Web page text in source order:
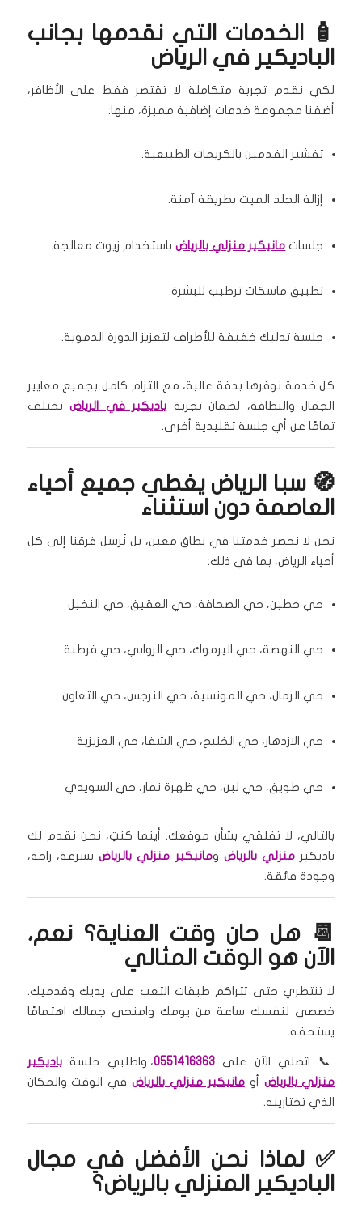
🧴 الخدمات التي نقدمها بجانب
الباديكير في الرياض
لكي نقدم تجربة متكاملة لا تقتصر فقط على الأظافر،
أضفنا مجموعة خدمات إضافية مميزة، منها:
تقشير القدمين بالكريمات الطبيعية.
إزالة الجلد الميت بطريقة آمنة.
جلسات مانيكير منزلي بالرياضباستخدام زيوت معالجة.
تطبيق ماسكات ترطيب للبشرة.
جلسة تدليك خفيفة للأطراف لتعزيز الدورة الدموية.
كل خدمة نوفرها بدقة عالية، مع التزام كامل بجميع معايير
الجمال والنظافة، لضمان تجربة باديكير في الرياضتختلف
تمامًا عن أي جلسة تقليدية أخرى.
🧭 سبا الرياض يغطي جميع أحياء
العاصمة دون استثناء
نحن لا نحصر خدمتنا في نطاق معين، بل نُرسل فرقنا إلى كل
أحياء الرياض، بما في ذلك:
حي حطين، حي الصحافة، حي العقيق، حي النخيل
حي النهضة، حي اليرموك، حي الروابي، حي قرطبة
حي الرمال، حي المونسية، حي النرجس، حي التعاون
حي الازدهار، حي الخليج، حي الشفا، حي العزيزية
حي طويق، حي لبن، حي ظهرة نمار، حي السويدي
بالتالي، لا تقلقي بشأن موقعك. أينما كنتِ، نحن نقدم لك
باديكير منزلي بالرياض ومانيكير منزلي بالرياضبسرعة، راحة،
وجودة فائقة.
📆 هل حان وقت العناية؟ نعم،
الآن هو الوقت المثالي
لا تنتظري حتى تتراكم طبقات التعب على يديك وقدميك.
خصصي لنفسك ساعة من يومك وامنحي جمالك اهتمامًا
يستحقه.
📞 اتصلي الآن على0551416363، واطلبي جلسةباديكير
منزلي بالرياض أومانيكير منزلي بالرياضفي الوقت والمكان
الذي تختارينه.
✅ لماذا نحن الأفضل في مجال
الباديكير المنزلي بالرياض؟